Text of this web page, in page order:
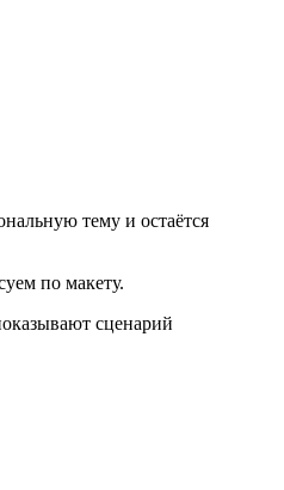
тему и остаётся
по макету.
сценарий